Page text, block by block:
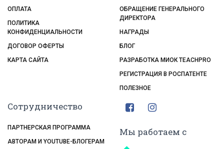
ОПЛАТА
ПОЛИТИКА
КОНФИДЕНЦИАЛЬНОСТИ
ДОГОВОР ОФЕРТЫ
КАРТА САЙТА
ОБРАЩЕНИЕ ГЕНЕРАЛЬНОГО
ДИРЕКТОРА
НАГРАДЫ
БЛОГ
РАЗРАБОТКА МИОК TEACHPRO
РЕГИСТРАЦИЯ В РОСПАТЕНТЕ
ПОЛЕЗНОЕ
Сотрудничество
ПАРТНЕРСКАЯ ПРОГРАММА
АВТОРАМ И YOUTUBE-БЛОГЕРАМ
Мы работаем с